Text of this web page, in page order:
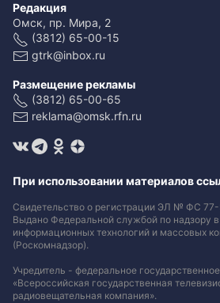
Редакция
Омск, пр. Мира, 2
(3812) 65-00-15
gtrk@inbox.ru
Размещение рекламы
(3812) 65-00-65
reklama@omsk.rfn.ru
При использовании материалов
Свидетельство о регистрации ЭЛ № ФС 77-
Выдано Федеральной службой по надзору
информационных технологий и массовых
(Роскомнадзор).
Учредитель - федеральное
«Всероссийская государственная
радиовещательная компания».